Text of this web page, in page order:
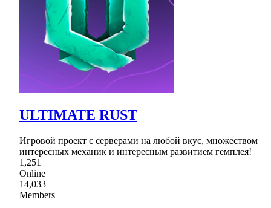
ULTIMATE RUST
Игровой проект с серверами на любой вкус, множеством
интересных механик и интересным развитием гемплея!
1,251
Online
14,033
Members